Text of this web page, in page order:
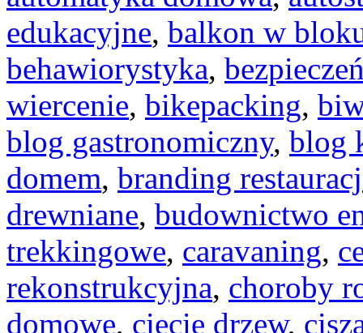
edukacyjne, balkon w
behawiorystyka,
wiercenie, bikepacking,
blog gastronomiczny, blog
domem, branding
drewniane, budownictwo
trekkingowe, caravaning,
rekonstrukcyjna, choroby
domowe, cięcie drzew,